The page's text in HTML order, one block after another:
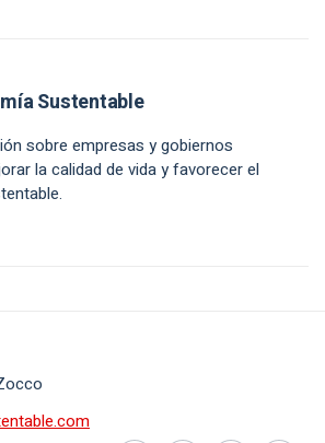
Sustentable
sobre empresas y gobiernos
la calidad de vida y favorecer el